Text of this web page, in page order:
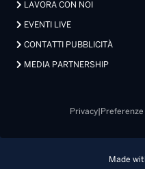
LAVORA CON NOI
EVENTI LIVE
CONTATTI PUBBLICITÀ
MEDIA PARTNERSHIP
Privacy| Preferenze
Made